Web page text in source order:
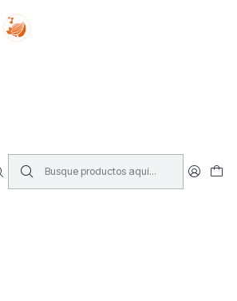
Tus sueños se concretan aquí !!!